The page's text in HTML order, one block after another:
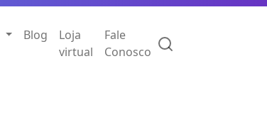
Blog
Loja
virtual
Fale
Conosco